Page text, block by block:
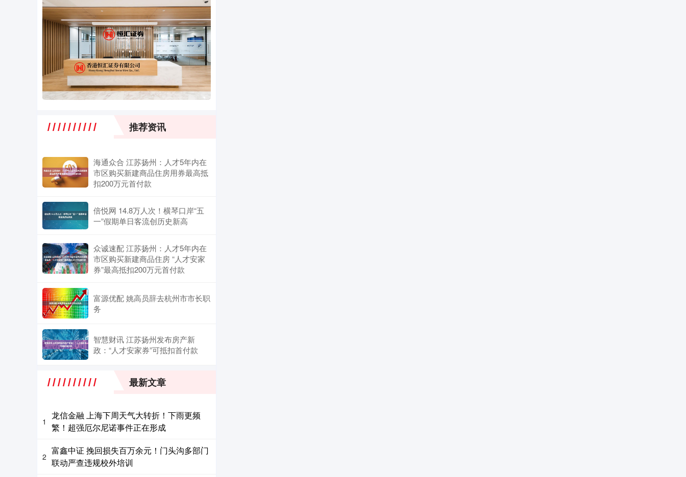
推荐资讯
海通众合 江苏扬州：人才5年内在
市区购买新建商品住房用券最高抵
扣200万元首付款
倍悦网 14.8万人次！横琴口岸“五
一”假期单日客流创历史新高
众诚速配 江苏扬州：人才5年内在
市区购买新建商品住房 “人才安家
券”最高抵扣200万元首付款
富源优配 姚高员辞去杭州市市长职
务
智慧财讯 江苏扬州发布房产新
政：“人才安家券”可抵扣首付款
最新文章
1
龙信金融 上海下周天气大转折！下雨更频
繁！超强厄尔尼诺事件正在形成
2
富鑫中证 挽回损失百万余元！门头沟多部门
联动严查违规校外培训